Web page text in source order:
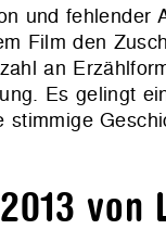
und
Film den
an
Es gelingt
von